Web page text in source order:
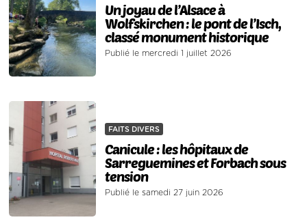
Un joyau de l’Alsace à
Wolfskirchen : le pont de l’Isch,
classé monument historique
Publié le mercredi 1 juillet 2026
FAITS DIVERS
Canicule : les hôpitaux de
Sarreguemines et Forbach sous
tension
Publié le samedi 27 juin 2026